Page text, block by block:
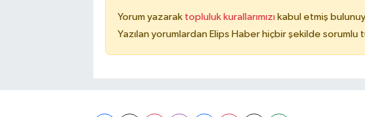
Yorum yazarak topluluk kurallarımızı kabul etmiş
Yazılan yorumlardan Elips Haber hiçbir şekilde sorumlu